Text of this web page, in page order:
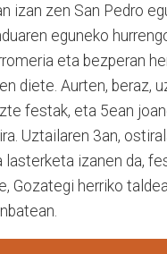
izan zen San Pedro
eguneko
eta bezperan
diete. Aurten, beraz,
festak, eta 5ean
Uztailaren 3an,
izanen da,
Gozategi herriko